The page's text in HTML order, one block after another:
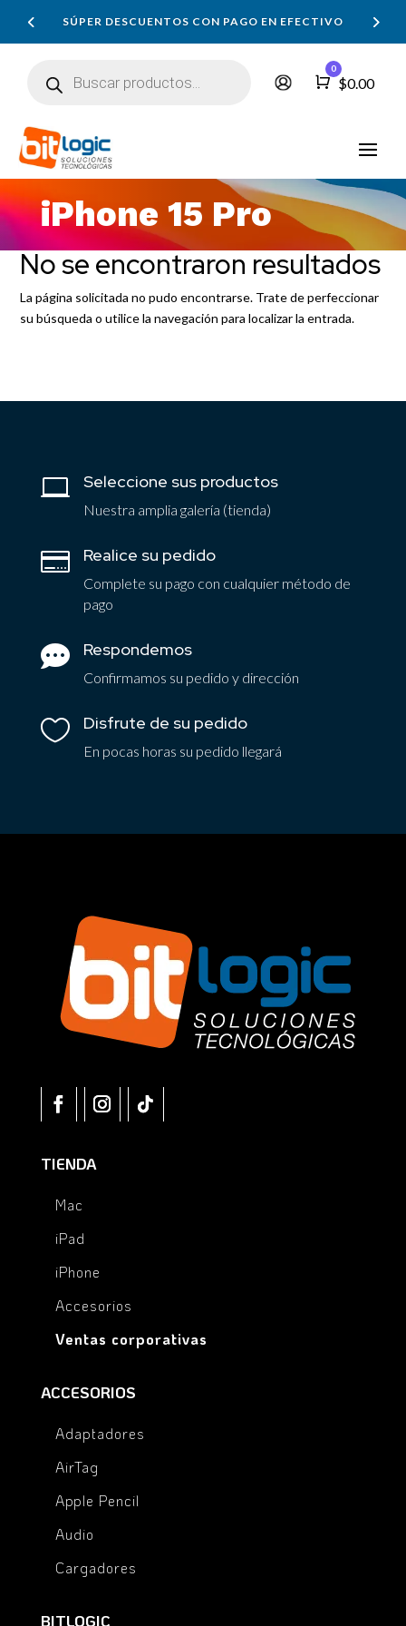
SÚPER DESCUENTOS CON PAGO EN EFECTIVO
productos
Carro
0
$0.00
iPhone 15 Pro
No se encontraron resultados
La página solicitada no pudo encontrarse. Trate de perfeccionar
su búsqueda o utilice la navegación para localizar la entrada.
 Seleccione sus productos
Nuestra amplia galería (tienda)
 Realice su pedido
Complete su pago con cualquier método de
pago
 Respondemos
Confirmamos su pedido y dirección
 Disfrute de su pedido
En pocas horas su pedido llegará
TIENDA
Mac
iPad
iPhone
Accesorios
Ventas corporativas
ACCESORIOS
Adaptadores
AirTag
Apple Pencil
Audio
Cargadores
BITLOGIC